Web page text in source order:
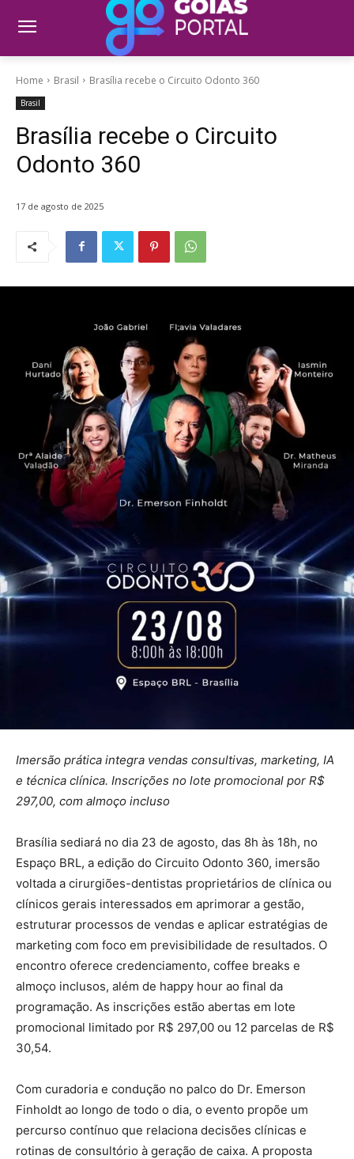
Home Brasil Brasília recebe o Circuito Odonto 360
Brasil
Brasília recebe o Circuito
Odonto 360
17 de agosto de 2025
Imersão prática integra vendas consultivas, marketing, IA
e técnica clínica. Inscrições no lote promocional por R$
297,00, com almoço incluso
Brasília sediará no dia 23 de agosto, das 8h às 18h, no
Espaço BRL, a edição do Circuito Odonto 360, imersão
voltada a cirurgiões-dentistas proprietários de clínica ou
clínicos gerais interessados em aprimorar a gestão,
estruturar processos de vendas e aplicar estratégias de
marketing com foco em previsibilidade de resultados. O
encontro oferece credenciamento, coffee breaks e
almoço inclusos, além de happy hour ao final da
programação. As inscrições estão abertas em lote
promocional limitado por R$ 297,00 ou 12 parcelas de R$
30,54.
Com curadoria e condução no palco do Dr. Emerson
Finholdt ao longo de todo o dia, o evento propõe um
percurso contínuo que relaciona decisões clínicas e
rotinas de consultório à geração de caixa. A proposta